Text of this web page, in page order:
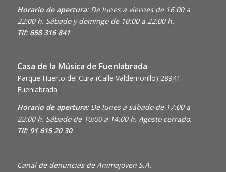
Horario de apertura: De lunes a viernes de 16:00 a
22:00 h. Sábado y domingo de 10:00 a 22:00 h.
Tlf: 658 316 841
Casa de la Música de Fuenlabrada
Parque Huerto del Cura (Calle Valdemorillo) 28941-
Fuenlabrada
Horario de apertura: De lunes a sábado de 17:00 a
22:00 h. Sábado de 10:00 a 14:00 h. Agosto cerrado.
Tlf: 91 615 20 30
Canal de denuncias de Animajoven S.A.